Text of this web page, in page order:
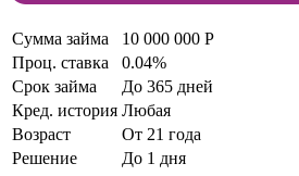
Сумма займа
10 000 000 Р
Проц. ставка
0.04%
Срок займа
До 365 дней
Кред. история Любая
Возраст
От 21 года
Решение
До 1 дня